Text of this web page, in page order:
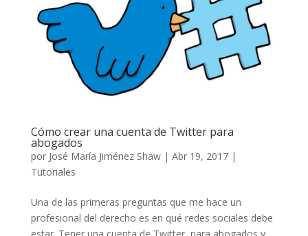
Cómo crear una cuenta de Twitter para
abogados
por José María Jiménez Shaw| Abr 19, 2017|
Tutoriales
Una de las primeras preguntas que me hace un
profesional del derecho es en qué redes sociales debe